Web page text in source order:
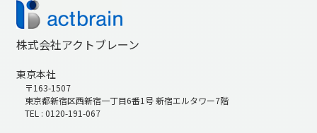
株式会社アクトブレーン
東京本社
〒163-1507
東京都新宿区西新宿一丁目6番1号 新宿エルタワー7階
TEL : 0120-191-067